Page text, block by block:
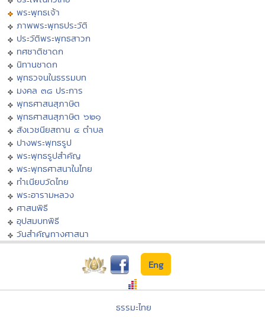
พระพุทธเจ้า
ภาพพระพุทธประวัติ
ประวัติพระพุทธสาวก
ทศชาติชาดก
นิทานชาดก
พุทธวจนในธรรมบท
มงคล ๓๘ ประการ
พุทธศาสนสุภาษิต
พุทธศาสนสุภาษิต ๖๒๑
สังเวชนียสถาน ๔ ตำบล
ปางพระพุทธรูป
พระพุทธรูปสำคัญ
พระพุทธศาสนาในไทย
ทำเนียบวัดไทย
พระอารามหลวง
ศาสนพิธี
อุปสมบทพิธี
วันสำคัญทางศาสนา
Eng
ธรรมะไทย